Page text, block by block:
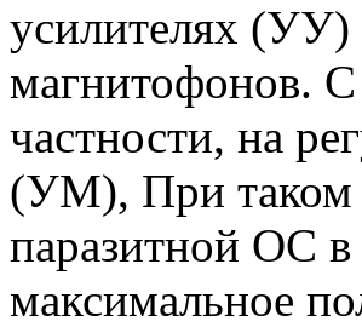
усилителях (УУ)
магнитофонов.
частности, на
(УМ), При таком
паразитной ОС
максимальное